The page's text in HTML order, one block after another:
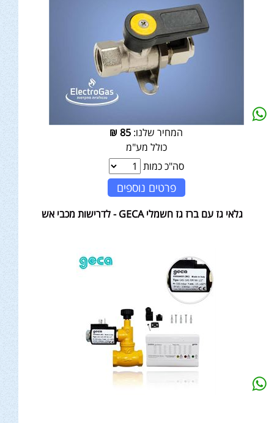
המחיר שלנו: 85
₪
כולל מע"מ
סה"כ כמות
פרטים נוספים
גלאי גז עם ברז גז חשמלי GECA - לדרישות מכבי אש